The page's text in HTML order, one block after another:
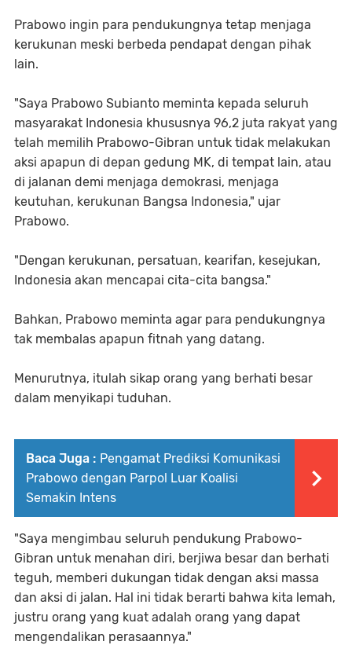
Prabowo ingin para pendukungnya tetap menjaga
kerukunan meski berbeda pendapat dengan pihak
lain.
"Saya Prabowo Subianto meminta kepada seluruh
masyarakat Indonesia khususnya 96,2 juta rakyat yang
telah memilih Prabowo-Gibran untuk tidak melakukan
aksi apapun di depan gedung MK, di tempat lain, atau
di jalanan demi menjaga demokrasi, menjaga
keutuhan, kerukunan Bangsa Indonesia," ujar
Prabowo.
"Dengan kerukunan, persatuan, kearifan, kesejukan,
Indonesia akan mencapai cita-cita bangsa."
Bahkan, Prabowo meminta agar para pendukungnya
tak membalas apapun fitnah yang datang.
Menurutnya, itulah sikap orang yang berhati besar
dalam menyikapi tuduhan.
Baca Juga : Pengamat Prediksi Komunikasi
Prabowo dengan Parpol Luar Koalisi
Semakin Intens
"Saya mengimbau seluruh pendukung Prabowo-
Gibran untuk menahan diri, berjiwa besar dan berhati
teguh, memberi dukungan tidak dengan aksi massa
dan aksi di jalan. Hal ini tidak berarti bahwa kita lemah,
justru orang yang kuat adalah orang yang dapat
mengendalikan perasaannya."